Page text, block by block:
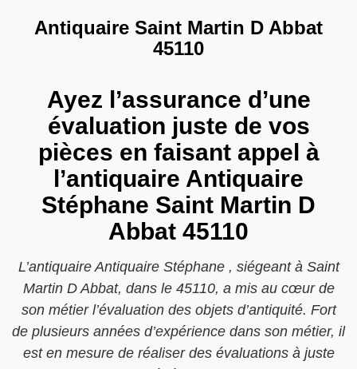
Antiquaire Saint Martin D Abbat
45110
Ayez l’assurance d’une
évaluation juste de vos
pièces en faisant appel à
l’antiquaire Antiquaire
Stéphane Saint Martin D
Abbat 45110
L’antiquaire Antiquaire Stéphane , siégeant à Saint
Martin D Abbat, dans le 45110, a mis au cœur de
son métier l’évaluation des objets d’antiquité. Fort
de plusieurs années d’expérience dans son métier, il
est en mesure de réaliser des évaluations à juste